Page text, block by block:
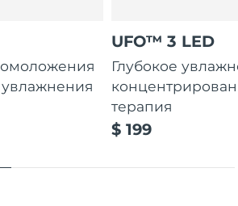
увлажнения
UFO™ 3 LED
Глубокое
терапия
$ 199